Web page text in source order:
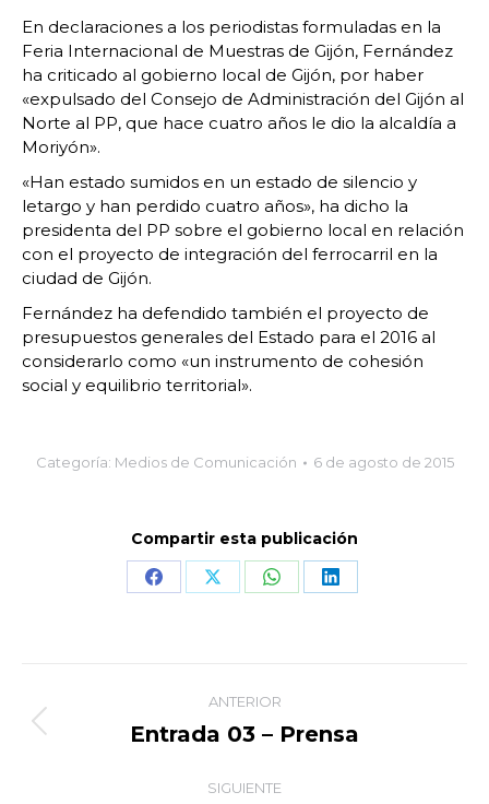
En declaraciones a los periodistas formuladas en la
Feria Internacional de Muestras de Gijón, Fernández
ha criticado al gobierno local de Gijón, por haber
«expulsado del Consejo de Administración del Gijón al
Norte al PP, que hace cuatro años le dio la alcaldía a
Moriyón».
«Han estado sumidos en un estado de silencio y
letargo y han perdido cuatro años», ha dicho la
presidenta del PP sobre el gobierno local en relación
con el proyecto de integración del ferrocarril en la
ciudad de Gijón.
Fernández ha defendido también el proyecto de
presupuestos generales del Estado para el 2016 al
considerarlo como «un instrumento de cohesión
social y equilibrio territorial».
Categoría: Medios de Comunicación 6 de agosto de 2015
Compartir esta publicación
Share Share Share Share
Navegación
entre
publicaciones
ANTERIOR
Publicación
Entrada 03 – Prensa
SIGUIENTE